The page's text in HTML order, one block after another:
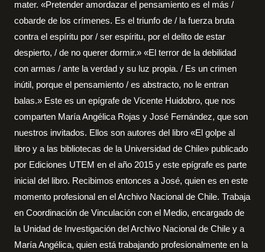
mater. «Pretender amordazar el pensamiento es el más /
cobarde de los crímenes. Es el triunfo de / la fuerza bruta
contra el espíritu por / ser espíritu, por el delito de estar
despierto, / de no querer dormir.» «El terror de la debilidad
con armas / ante la verdad y su luz propia. / Es un crimen
inútil, porque el pensamiento / es abstracto, no le entran
balas.» Este es un epígrafe de Vicente Huidobro, que nos
comparten María Angélica Rojas y José Fernández, que son
nuestros invitados. Ellos son autores del libro «El golpe al
libro y a las bibliotecas de la Universidad de Chile» publicado
por Ediciones UTEM en el año 2015 y este epígrafe es parte
inicial del libro. Recibimos entonces a José, quien es en este
momento profesional en el Archivo Nacional de Chile. Trabaja
en Coordinación de Vinculación con el Medio, encargado de
la Unidad de Investigación del Archivo Nacional de Chile y a
María Angélica, quien está trabajando profesionalmente en la